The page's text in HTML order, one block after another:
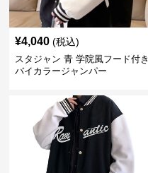
¥4,040 (税込)
スタジャン 青 学院風フード付き
バイカラージャンパー